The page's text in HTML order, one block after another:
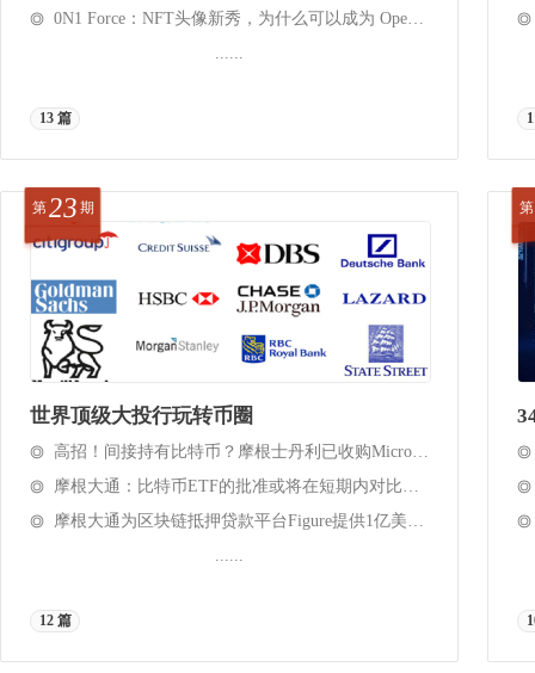
0N1 Force：NFT头像新秀，为什么可以成为 OpenSea榜一？
......
13 篇
世界顶级大投行玩转币圈
高招！间接持有比特币？摩根士丹利已收购MicroStrategy超过10％的股份
摩根大通：比特币ETF的批准或将在短期内对比特币构成利空
摩根大通为区块链抵押贷款平台Figure提供1亿美元融资
......
12 篇
第23 期 第